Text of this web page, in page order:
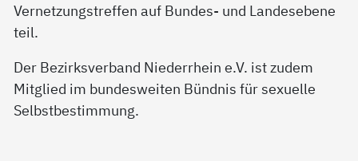
Vernetzungstreffen auf Bundes- und Landesebene
teil.
Der Bezirksverband Niederrhein e.V. ist zudem
Mitglied im bundesweiten Bündnis für sexuelle
Selbstbestimmung.